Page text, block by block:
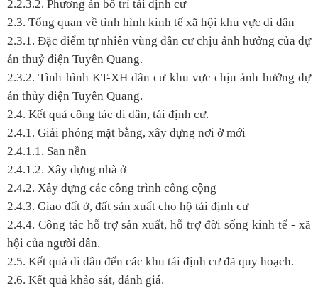
2.2.3.2. Phương án bố trí tái định cư
2.3. Tổng quan về tình hình kinh tế xã hội khu vực di dân
2.3.1. Đặc điểm tự nhiên vùng dân cư chịu ảnh hưởng của dự
án thuỷ điện Tuyên Quang.
2.3.2. Tình hình KT-XH dân cư khu vực chịu ảnh hưởng dự
án thủy điện Tuyên Quang.
2.4. Kết quả công tác di dân, tái định cư.
2.4.1. Giải phóng mặt bằng, xây dựng nơi ở mới
2.4.1.1. San nền
2.4.1.2. Xây dựng nhà ở
2.4.2. Xây dựng các công trình công cộng
2.4.3. Giao đất ở, đất sản xuất cho hộ tái định cư
2.4.4. Công tác hỗ trợ sản xuất, hỗ trợ đời sống kinh tế - xã
hội của người dân.
2.5. Kết quả di dân đến các khu tái định cư đã quy hoạch.
2.6. Kết quả khảo sát, đánh giá.